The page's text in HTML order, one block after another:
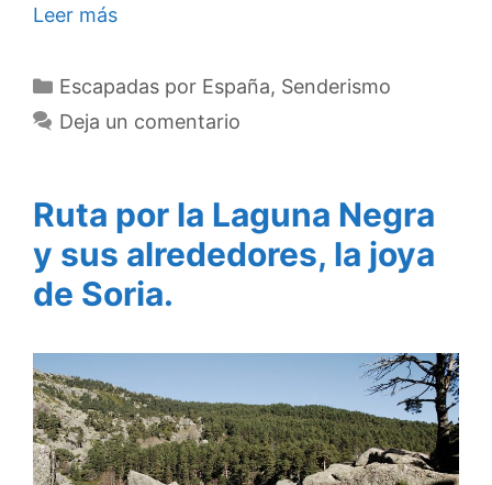
Leer más
Categorías
Escapadas por España, Senderismo
Deja un comentario
Ruta por la Laguna Negra
y sus alrededores, la joya
de Soria.